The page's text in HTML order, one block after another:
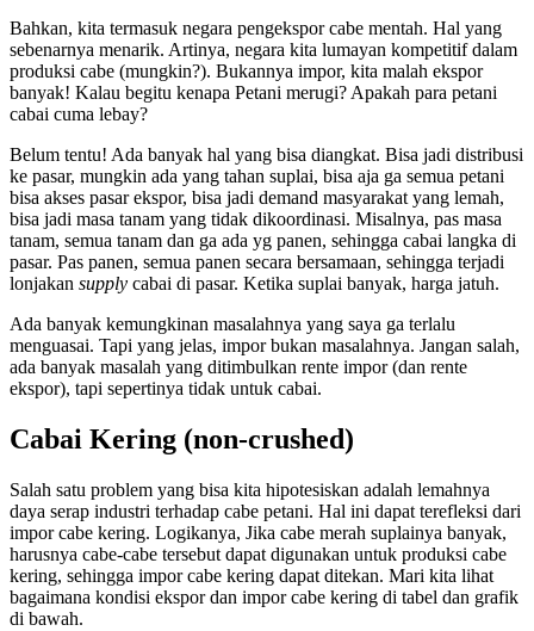
Bahkan, kita termasuk negara pengekspor cabe mentah. Hal yang
sebenarnya menarik. Artinya, negara kita lumayan kompetitif dalam
produksi cabe (mungkin?). Bukannya impor, kita malah ekspor
banyak! Kalau begitu kenapa Petani merugi? Apakah para petani
cabai cuma lebay?
Belum tentu! Ada banyak hal yang bisa diangkat. Bisa jadi distribusi
ke pasar, mungkin ada yang tahan suplai, bisa aja ga semua petani
bisa akses pasar ekspor, bisa jadi demand masyarakat yang lemah,
bisa jadi masa tanam yang tidak dikoordinasi. Misalnya, pas masa
tanam, semua tanam dan ga ada yg panen, sehingga cabai langka di
pasar. Pas panen, semua panen secara bersamaan, sehingga terjadi
lonjakan supply cabai di pasar. Ketika suplai banyak, harga jatuh.
Ada banyak kemungkinan masalahnya yang saya ga terlalu
menguasai. Tapi yang jelas, impor bukan masalahnya. Jangan salah,
ada banyak masalah yang ditimbulkan rente impor (dan rente
ekspor), tapi sepertinya tidak untuk cabai.
Cabai Kering (non-crushed)
Salah satu problem yang bisa kita hipotesiskan adalah lemahnya
daya serap industri terhadap cabe petani. Hal ini dapat terefleksi dari
impor cabe kering. Logikanya, Jika cabe merah suplainya banyak,
harusnya cabe-cabe tersebut dapat digunakan untuk produksi cabe
kering, sehingga impor cabe kering dapat ditekan. Mari kita lihat
bagaimana kondisi ekspor dan impor cabe kering di tabel dan grafik
di bawah.